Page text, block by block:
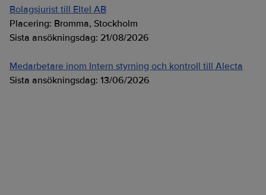
Bolagsjurist till Eltel AB
Placering: Bromma, Stockholm
Sista ansökningsdag: 21/08/2026
Medarbetare inom Intern styrning och kontroll till Alecta
Sista ansökningsdag: 13/06/2026